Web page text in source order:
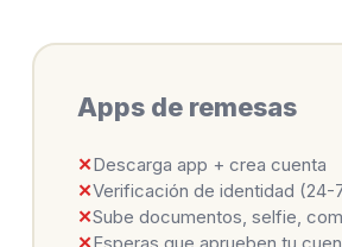
Apps de remesas
✕ Descarga app + crea cuenta
✕Verificación de identidad (24-
✕Sube documentos, selfie,